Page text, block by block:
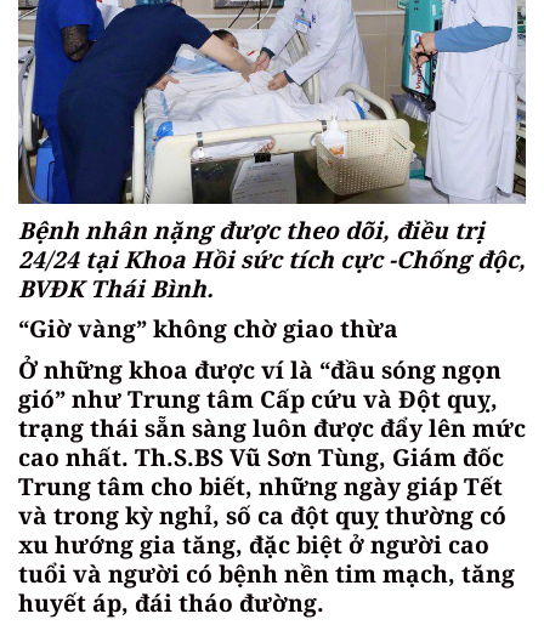
Bệnh nhân nặng được theo dõi, điều trị
24/24 tại Khoa Hồi sức tích cực -Chống độc,
BVĐK Thái Bình.
“Giờ vàng” không chờ giao thừa
Ở những khoa được ví là “đầu sóng ngọn
gió” như Trung tâm Cấp cứu và Đột quỵ,
trạng thái sẵn sàng luôn được đẩy lên mức
cao nhất. Th.S.BS Vũ Sơn Tùng, Giám đốc
Trung tâm cho biết, những ngày giáp Tết
và trong kỳ nghỉ, số ca đột quỵ thường có
xu hướng gia tăng, đặc biệt ở người cao
tuổi và người có bệnh nền tim mạch, tăng
huyết áp, đái tháo đường.